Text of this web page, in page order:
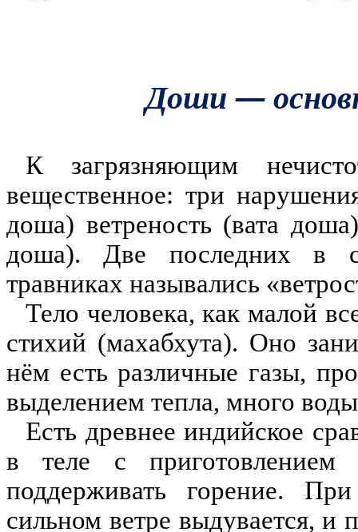
Доши —
К загрязняющим
вещественное: три
доша) ветреность (вата
доша). Две последних в
травниках назывались
Тело человека, как малой
стихий (махабхута). Оно
нём есть различные газы,
выделением тепла, много
Есть древнее индийское
в теле с
поддерживать горение.
сильном ветре выдувается, и